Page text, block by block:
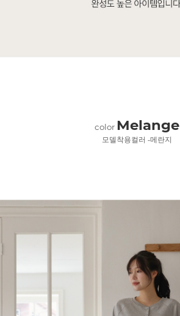
color Melange
모델착용컬러 -메란지